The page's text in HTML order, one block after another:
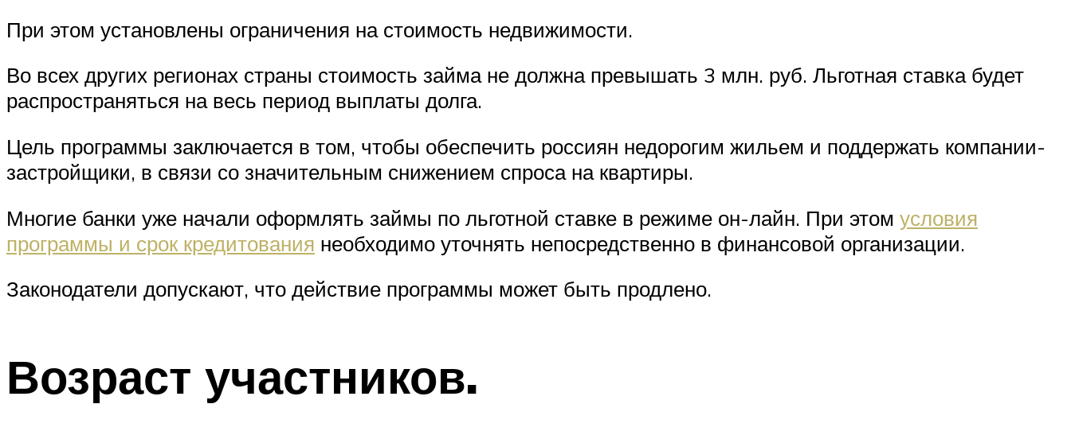
При этом установлены ограничения на стоимость недвижимости.
Во всех других регионах страны стоимость займа не должна превышать 3 млн. руб. Льготная ставка будет
распространяться на весь период выплаты долга.
Цель программы заключается в том, чтобы обеспечить россиян недорогим жильем и поддержать компании-
застройщики, в связи со значительным снижением спроса на квартиры.
Многие банки уже начали оформлять займы по льготной ставке в режиме он-лайн. При этом условия
программы и срок кредитования необходимо уточнять непосредственно в финансовой организации.
Законодатели допускают, что действие программы может быть продлено.
Возраст участников.